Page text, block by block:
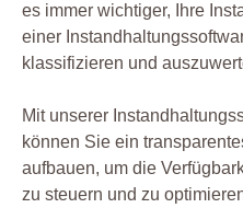
es immer wichtiger, Ihre
einer
klassifizieren und
Mit unserer
können Sie ein
aufbauen, um die
zu steuern und zu